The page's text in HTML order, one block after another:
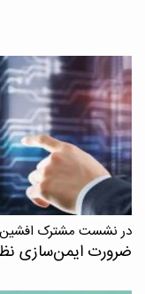
در نشست مشترک
ضرورت ایمن‌سازی